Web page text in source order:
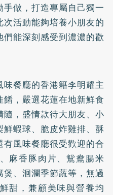
做，打造專屬自己獨一
活動能夠培養小朋友的
能深刻感受到濃濃的歡
餐廳的香港籍李明耀主
，嚴選花蓮在地新鮮食
，盛情款待大朋友、小
蝦球、脆皮炸雞排、酥
風味餐廳很受歡迎的合
麻香豚肉片、鴛鴦腸米
、洄瀾季節蔬等，無過
甜，兼顧美味與營養均